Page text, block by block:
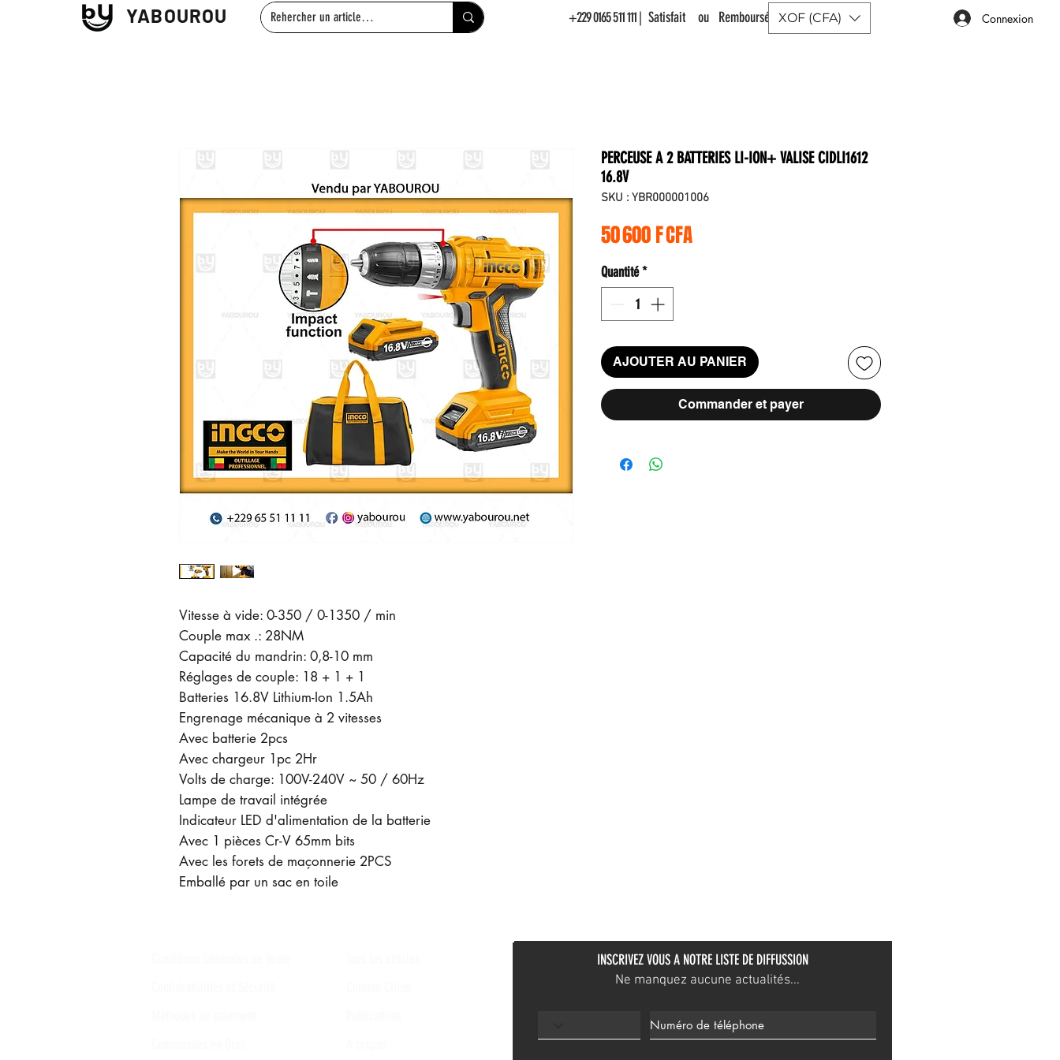
YABOUROU +229 0165 511 111| Satisfait ou Remboursé | Connexion
XOF (CFA)
Vitesse à vide: 0-350 / 0-1350 / min
Couple max .: 28NM
Capacité du mandrin: 0,8-10 mm
Réglages de couple: 18 + 1 + 1
Batteries 16.8V Lithium-Ion 1.5Ah
Engrenage mécanique à 2 vitesses
Avec batterie 2pcs
Avec chargeur 1pc 2Hr
Volts de charge: 100V-240V ~ 50 / 60Hz
Lampe de travail intégrée
Indicateur LED d'alimentation de la batterie
Avec 1 pièces Cr-V 65mm bits
Avec les forets de maçonnerie 2PCS
Emballé par un sac en toile
PERCEUSE A 2 BATTERIES LI-ION+ VALISE CIDLI1612
16.8V
SKU : YBR000001006
50 600 F CFAPrix
Quantité*
AJOUTER AU PANIER
Commander et payer
INSCRIVEZ VOUS A NOTRE LISTE DE DIFFUSSION
Ne manquez aucune actualités...